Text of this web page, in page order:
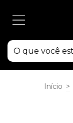
Início >